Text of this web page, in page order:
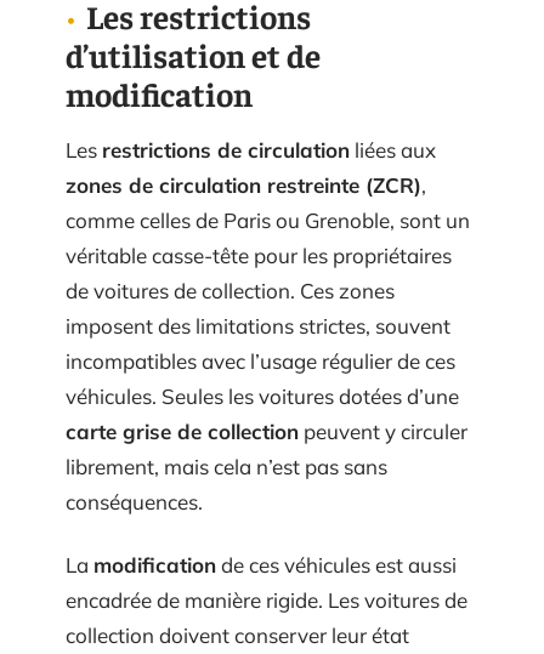
Les restrictions
d’utilisation et de
modification
Les restrictions de circulation liées aux
zones de circulation restreinte (ZCR),
comme celles de Paris ou Grenoble, sont un
véritable casse-tête pour les propriétaires
de voitures de collection. Ces zones
imposent des limitations strictes, souvent
incompatibles avec l’usage régulier de ces
véhicules. Seules les voitures dotées d’une
carte grise de collection peuvent y circuler
librement, mais cela n’est pas sans
conséquences.
La modificationde ces véhicules est aussi
encadrée de manière rigide. Les voitures de
collection doivent conserver leur état